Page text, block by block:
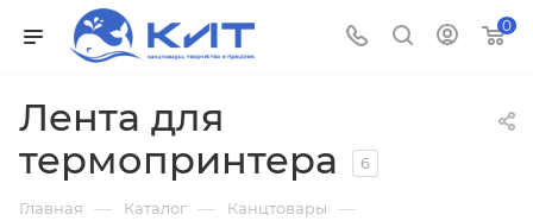
0
Лента для
термопринтера
6
Главная — Каталог — Канцтовары —